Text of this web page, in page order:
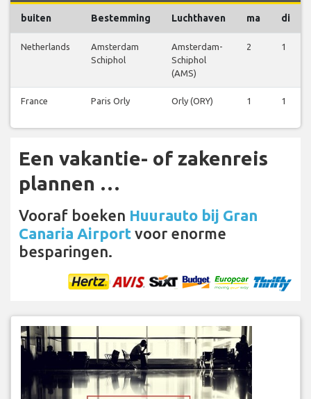
buiten Bestemming Luchthaven ma di
Netherlands
Amsterdam
Schiphol
Amsterdam-
Schiphol
(AMS)
2 1
France Paris Orly Orly (ORY) 1 1
Een vakantie- of zakenreis
plannen …
Vooraf boeken Huurauto bij Gran
Canaria Airport voor enorme
besparingen.